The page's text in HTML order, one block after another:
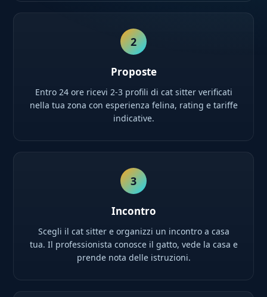
2
Proposte
Entro 24 ore ricevi 2-3 profili di cat sitter verificati
nella tua zona con esperienza felina, rating e tariffe
indicative.
3
Incontro
Scegli il cat sitter e organizzi un incontro a casa
tua. Il professionista conosce il gatto, vede la casa e
prende nota delle istruzioni.